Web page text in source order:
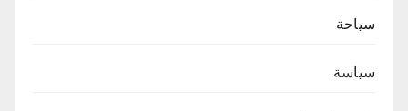
سياحة
سياسة